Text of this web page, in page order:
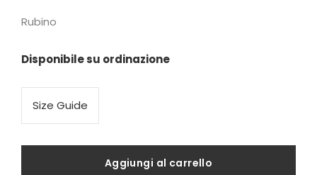
Rubino
Disponibile su ordinazione
Size Guide
Aggiungi al carrello